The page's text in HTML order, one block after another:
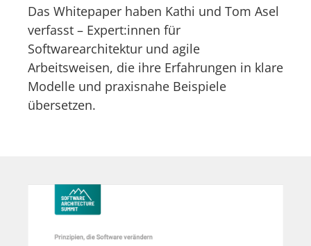
Das Whitepaper haben Kathi und Tom Asel
verfasst – Expert:innen für
Softwarearchitektur und agile
Arbeitsweisen, die ihre Erfahrungen in klare
Modelle und praxisnahe Beispiele
übersetzen.